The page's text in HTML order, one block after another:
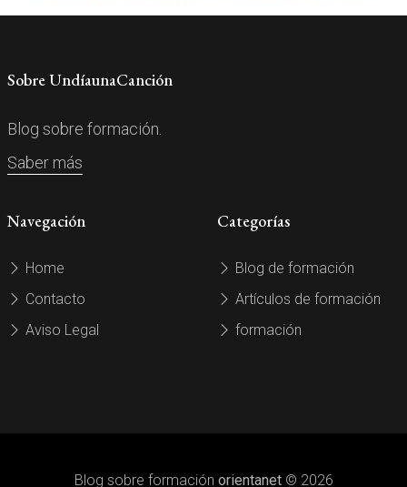
Sobre UndíaunaCanción
Blog sobre formación.
Saber más
Navegación
Home
Contacto
Aviso Legal
Categorías
Blog de formación
Artículos de formación
formación
Blog sobre formación orientanet© 2026